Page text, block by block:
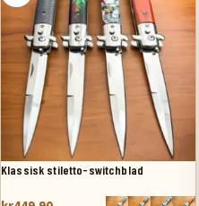
Klassisk stiletto-switchblad